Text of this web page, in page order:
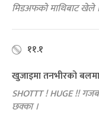
मिडअफको माथिबाट खेले
११.१
खुजाइमा तनभीरको
SHOTTT ! HUGE !!
छक्का ।